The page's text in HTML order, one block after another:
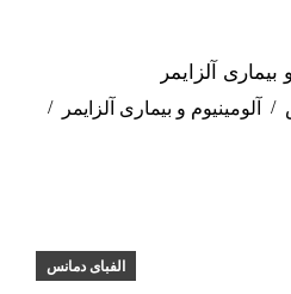
بیماری آلزایمر
آلومینیوم و بیماری آلزایمر
الفبای دمانس